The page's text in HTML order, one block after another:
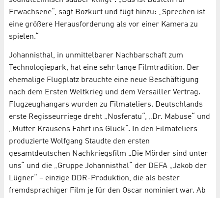
Erwachsene“, sagt Bozkurt und fügt hinzu: „Sprechen ist
eine größere Herausforderung als vor einer Kamera zu
spielen.“
Johannisthal, in unmittelbarer Nachbarschaft zum
Technologiepark, hat eine sehr lange Filmtradition. Der
ehemalige Flugplatz brauchte eine neue Beschäftigung
nach dem Ersten Weltkrieg und dem Versailler Vertrag.
Flugzeughangars wurden zu Filmateliers. Deutschlands
erste Regisseurriege dreht „Nosferatu“, „Dr. Mabuse“ und
„Mutter Krausens Fahrt ins Glück“. In den Filmateliers
produzierte Wolfgang Staudte den ersten
gesamtdeutschen Nachkriegsfilm „Die Mörder sind unter
uns“ und die „Gruppe Johannisthal“ der DEFA „Jakob der
Lügner“ – einzige DDR-Produktion, die als bester
fremdsprachiger Film je für den Oscar nominiert war. Ab